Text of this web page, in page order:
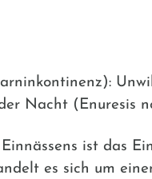
Nacht (Enuresis
ist das
es sich um